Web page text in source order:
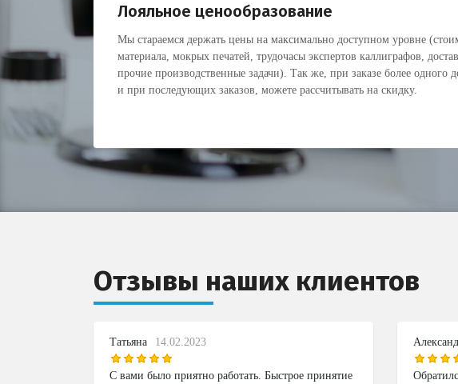
Лояльное ценообразование
Мы стараемся держать цены на максимально доступном уровне
материала, мокрых печатей, трудочасы экспертов каллиграфов,
прочие производственные задачи). Так же, при заказе более одного
и при последующих заказов, можете рассчитывать на скидку.
Отзывы наших клиентов
Татьяна 14.02.2023
С вами было приятно работать. Быстрое принятие